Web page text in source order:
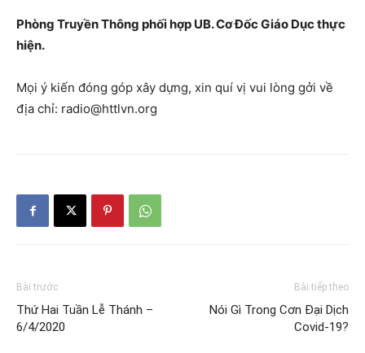
Phòng Truyền Thông phối hợp UB. Cơ Đốc Giáo Dục thực
hiện.
Mọi ý kiến đóng góp xây dựng, xin quí vị vui lòng gởi về
địa chỉ: radio@httlvn.org
Bài trước
Thứ Hai Tuần Lễ Thánh –
6/4/2020
Bài tiếp theo
Nói Gì Trong Cơn Đại Dịch
Covid-19?